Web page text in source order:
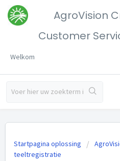
AgroVision
Customer
Welkom
Startpagina oplossing
teeltregistratie